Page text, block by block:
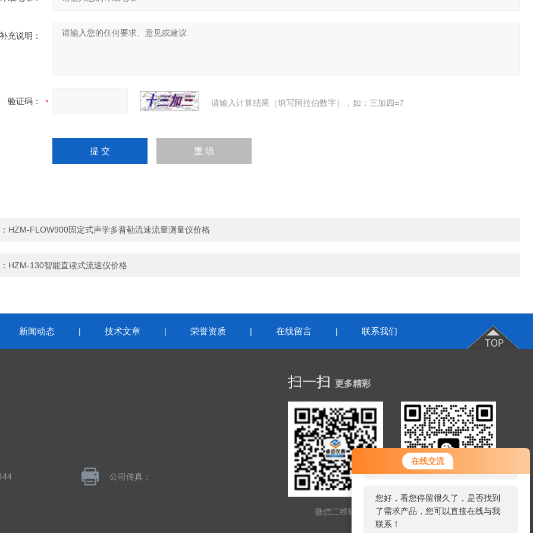
在线交流
您好！欢迎前来咨询，很高兴为您
服务，请问您要咨询什么问题呢？
您好，看您停留很久了，是否找到
了需求产品，您可以直接在线与我
联系！
补充说明：
验证码： 请输入计算结果（填写阿拉伯数字），如：三加四=7
HZM-FLOW900固定式声学多普勒流速流量测量仪价格
HZM-130智能直读式流速仪价格
新闻动态 | 技术文章 | 荣誉资质 | 在线留言 | 联系我们
公司传真：
扫一扫 更多精彩
微信二维码 网站二维码